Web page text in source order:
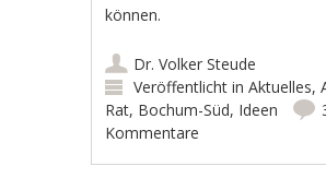
können.
Dr. Volker Steude
Veröffentlicht inAktuelles,
Rat, Bochum-Süd, Ideen
Kommentare